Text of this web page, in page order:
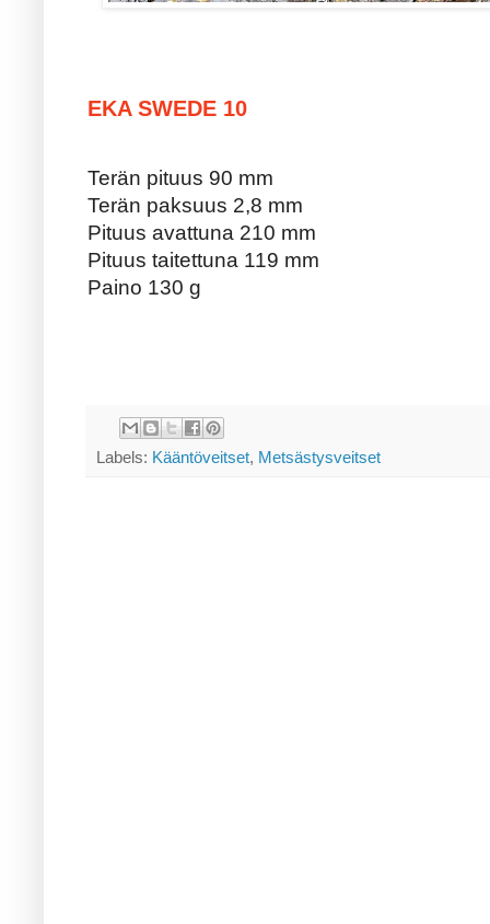
EKA SWEDE 10
Terän pituus 90 mm
Terän paksuus 2,8 mm
Pituus avattuna 210 mm
Pituus taitettuna 119 mm
Paino 130 g
Labels: Kääntöveitset, Metsästysveitset